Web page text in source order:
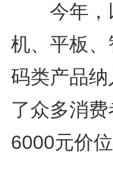
今年，
机、平板
码类产品
了众多消
6000元价